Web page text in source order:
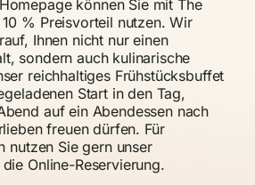
können Sie mit The
% Preisvorteil nutzen. Wir
Ihnen nicht nur einen
sondern auch kulinarische
reichhaltiges Frühstücksbuffet
Start in den Tag,
auf ein Abendessen nach
freuen dürfen. Für
nutzen Sie gern unser
Online-Reservierung.